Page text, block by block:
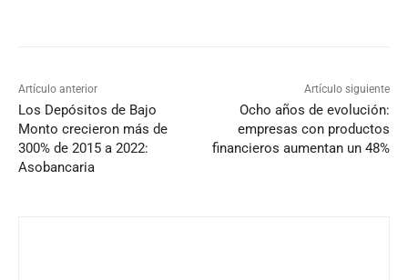
Artículo anterior
Los Depósitos de Bajo
Monto crecieron más de
300% de 2015 a 2022:
Asobancaria
Artículo siguiente
Ocho años de evolución:
empresas con productos
financieros aumentan un 48%